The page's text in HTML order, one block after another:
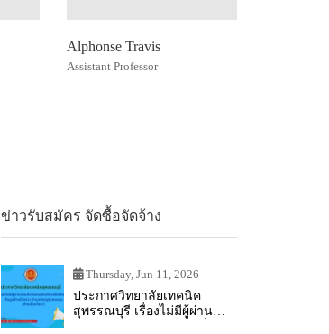
Alphonse Travis
Assistant Professor
ข่าวรับสมัคร จัดซื้อจัดจ้าง
Thursday, Jun 11, 2026
ประกาศวิทยาลัยเทคนิค
สุพรรณบุรี เรื่องไม่มีผู้ผ่าน